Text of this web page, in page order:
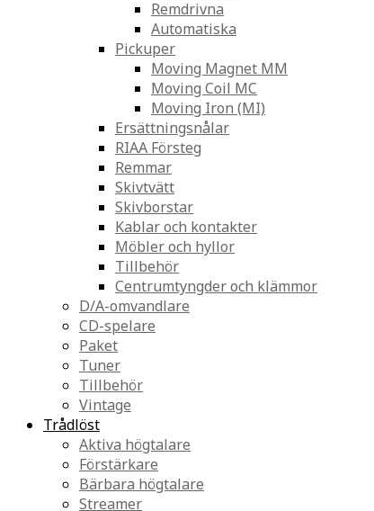
Remdrivna
Automatiska
Pickuper
Moving Magnet MM
Moving Coil MC
Moving Iron (MI)
Ersättningsnålar
RIAA Försteg
Remmar
Skivtvätt
Skivborstar
Kablar och kontakter
Möbler och hyllor
Tillbehör
Centrumtyngder och klämmor
D/A-omvandlare
CD-spelare
Paket
Tuner
Tillbehör
Vintage
Trådlöst
Aktiva högtalare
Förstärkare
Bärbara högtalare
Streamer